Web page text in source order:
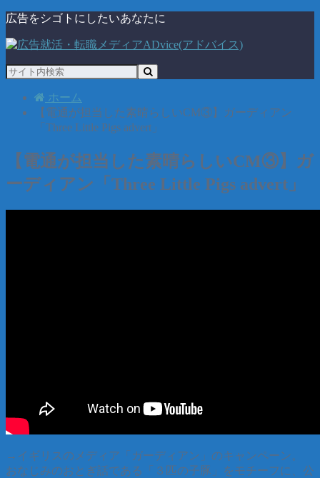
広告をシゴトにしたいあなたに
ホーム
【電通が担当した素晴らしいCM③】ガーディアン
「Three Little Pigs advert」
【電通が担当した素晴らしいCM③】ガ
ーディアン「Three Little Pigs advert」
→イギリスのメディア「ガーディアン」のキャンペーン。
おなじみのおとぎ話である「３匹の子豚」をモチーフに、公